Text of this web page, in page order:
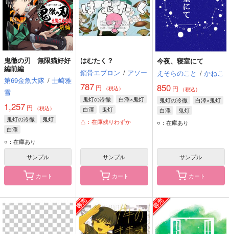
鬼徹の刃 無限猫好好
編前編
第69金魚大隊 / 士崎雅
雪
1,257 円 （税込）
鬼灯の冷徹
鬼灯
白澤
○：在庫あり
サンプル
カート
はむたく？
鎖骨エプロン / アソー
787 円 （税込）
鬼灯の冷徹
白澤×鬼灯
白澤
鬼灯
△：在庫残りわずか
サンプル
カート
今夜、寝室にて
えそらのこと / かねこ
850円 （税込）
鬼灯の冷徹
白澤×鬼灯
白澤
鬼灯
○：在庫あり
サンプル
カート